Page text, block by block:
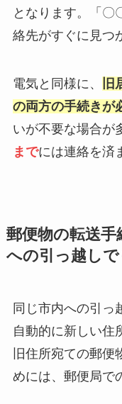
となります。「〇
絡先がすぐに見つ
電気と同様に、
の両方の手続きが
いが不要な場合が
までには連絡を済
郵便物の転送
への引っ越し
同じ市内への引っ
自動的に新しい住
旧住所宛ての郵
めには、郵便局で